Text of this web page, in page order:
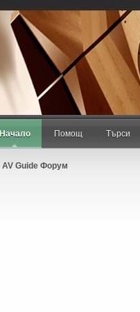
Добре дошъл/дошла, Гост. Моля,
регистрирай
Август 07, 2026, 23:20:08 pm
Начало Помощ Търси
AV Guide Форум